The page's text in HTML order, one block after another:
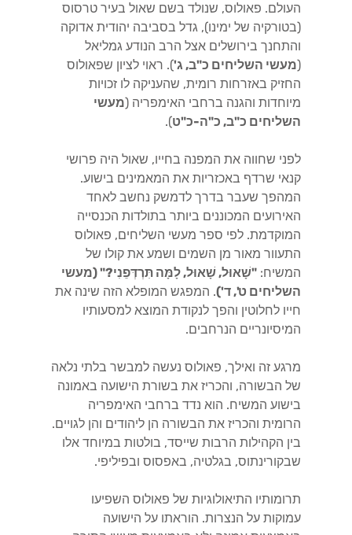
העולם. פאולוס, שנולד בשם שאול בעיר טרסוס
(בטורקיה של ימינו), גדל בסביבה יהודית אדוקה
והתחנך בירושלים אצל הרב הנודע גמליאל
(מעשי השליחים כ"ב, ג'). ראוי לציון שפאולוס
החזיק באזרחות רומית, שהעניקה לו זכויות
מיוחדות והגנה ברחבי האימפריה (מעשי
השליחים כ"ב, כ"ה-כ"ט).
לפני שחווה את המפנה בחייו, שאול היה פרושי
קנאי שרדף באכזריות את המאמינים בישוע.
המהפך שעבר בדרך לדמשק נחשב לאחד
האירועים המכוננים ביותר בתולדות הכנסייה
המוקדמת. לפי ספר מעשי השליחים, פאולוס
התעוור מאור מן השמים ושמע את קולו של
המשיח: "שָׁאוּל, שָׁאוּל, לָמָּה תִּרְדְּפֵנִי?" (מעשי
השליחים ט', ד'). המפגש המופלא הזה שינה את
חייו לחלוטין והפך לנקודת המוצא למסעותיו
המיסיונריים הנרחבים.
מרגע זה ואילך, פאולוס נעשה למבשר בלתי נלאה
של הבשורה, והכריז את בשורת הישועה באמונה
בישוע המשיח. הוא נדד ברחבי האימפריה
הרומית והכריז את הבשורה הן ליהודים והן לגויים.
בין הקהילות הרבות שייסד, בולטות במיוחד אלו
שבקורינתוס, בגלטיה, באפסוס ובפיליפי.
תרומותיו התיאולוגיות של פאולוס השפיעו
עמוקות על הנצרות. הוראתו על הישועה